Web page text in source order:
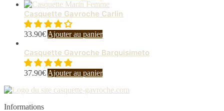
Casquette Gavroche Carlin
33.90€ Ajouter au panier
Casquette Gavroche Barquisimeto
37.90€ Ajouter au panier
Informations